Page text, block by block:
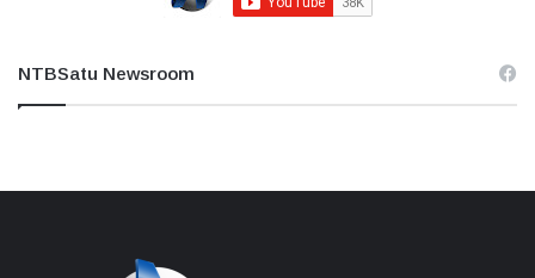
NTBSatu Newsroom